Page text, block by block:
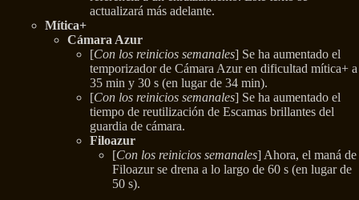
actualizará más adelante.
Mítica+
Cámara Azur
[Con los reinicios semanales] Se ha aumentado el
temporizador de Cámara Azur en dificultad mítica+ a
35 min y 30 s (en lugar de 34 min).
[Con los reinicios semanales] Se ha aumentado el
tiempo de reutilización de Escamas brillantes del
guardia de cámara.
Filoazur
[Con los reinicios semanales] Ahora, el maná de
Filoazur se drena a lo largo de 60 s (en lugar de
50 s).